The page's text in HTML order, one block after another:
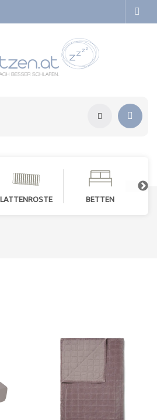
LATTENROSTE BETTEN